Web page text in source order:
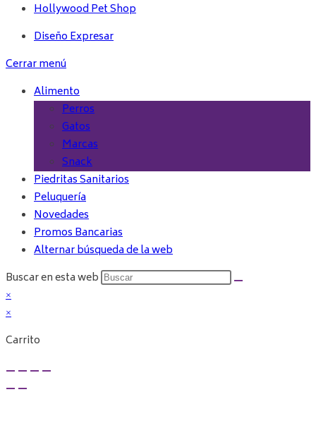
Hollywood Pet Shop
Diseño Expresar
Cerrar menú
Alimento
Perros
Gatos
Marcas
Snack
Piedritas Sanitarios
Peluquería
Novedades
Promos Bancarias
Alternar búsqueda de la web
Buscar en esta web
×
×
Carrito